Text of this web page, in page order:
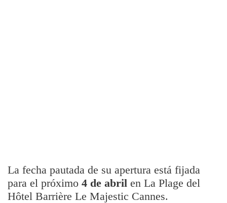
La fecha pautada de su apertura está fijada
para el próximo 4 de abril en La Plage del
Hôtel Barrière Le Majestic Cannes.